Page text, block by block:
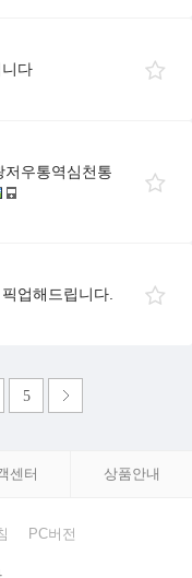
입니다
우통역심천통
업해드립니다.
5
센터 상품안내
PC버전